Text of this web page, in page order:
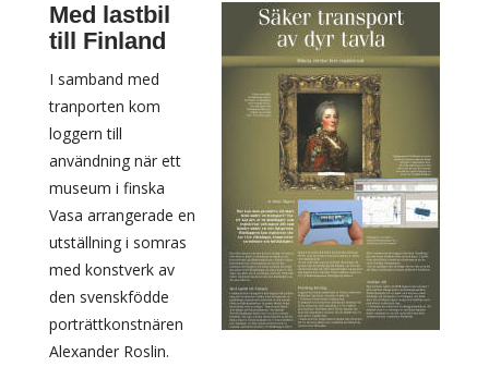
Med lastbil
till Finland
I samband med
tranporten kom
loggern till
användning när ett
museum i finska
Vasa arrangerade en
utställning i somras
med konstverk av
den svenskfödde
porträttkonstnären
Alexander Roslin.